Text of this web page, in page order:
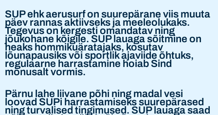
SUP ehk aerusurf on suurepärane viis muuta
päev rannas aktiivseks ja meeleolukaks.
Tegevus on kergesti omandatav ning
jõukohane kõigile. SUP lauaga sõitmine on
heaks hommikuäratajaks, kosutav
lõunapausiks või sportlik ajaviide õhtuks,
regulaarne harrastamine hoiab Sind
mõnusalt vormis.
Pärnu lahe liivane põhi ning madal vesi
loovad SUPi harrastamiseks suurepärased
ning turvalised tingimused. SUP lauaga saad